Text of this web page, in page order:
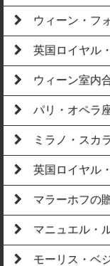
ウィーン・フ
英国ロイヤル
ウィーン室内
パリ・オペラ
ミラノ・スカ
英国ロイヤル
マラーホフの
マニュエル・
モーリス・ベ